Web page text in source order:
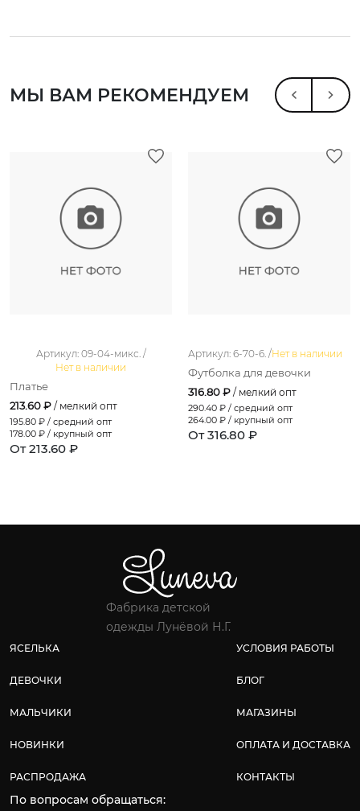
МЫ ВАМ РЕКОМЕНДУЕМ
Артикул: 09-04-микс. /
Нет в наличии
Платье
213.60 ₽ / мелкий опт
195.80 ₽ / средний опт
178.00 ₽ / крупный опт
От 213.60 ₽
Артикул: 6-70-6. /Нет в наличии
Футболка для девочки
316.80 ₽ / мелкий опт
290.40 ₽ / средний опт
264.00 ₽ / крупный опт
От 316.80 ₽
Фабрика детской
одежды Лунёвой Н.Г.
ЯСЕЛЬКА
ДЕВОЧКИ
МАЛЬЧИКИ
НОВИНКИ
РАСПРОДАЖА
УСЛОВИЯ РАБОТЫ
БЛОГ
МАГАЗИНЫ
ОПЛАТА И ДОСТАВКА
КОНТАКТЫ
По вопросам обращаться: